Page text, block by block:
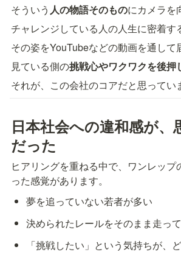
そういう 人の物語そのものにカメラを
チャレンジしている人の人生に密着す
その姿をYouTubeなどの動画を通して
見ている側の挑戦心やワクワクを後押
それが、この会社のコアだと思ってい
日本社会への違和感が、
だった
ヒアリングを重ねる中で、ワンレップ
った感覚があります。
夢を追っていない若者が多い
決められたレールをそのまま走っ
「挑戦したい」という気持ちが、